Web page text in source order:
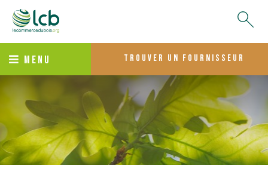
MENU trouver un fournisseur